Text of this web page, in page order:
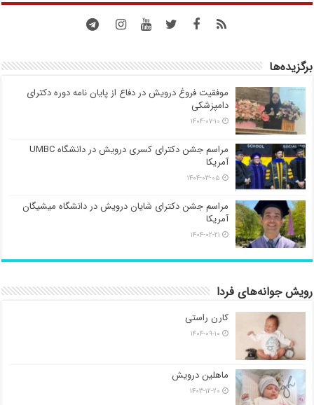
برگزیده‌ها
موفقیت فروغ درویش در دفاع از پایان نامه دوره دکترای
دامپزشکی
۱۴۰۴-۰۷-۱۰
مراسم جشن دکترای کسری درویش در دانشگاه UMBC
آمریکا
۱۴۰۴-۰۳-۰۵
مراسم جشن دکترای شایان درویش در دانشگاه میشیگان
آمریکا
۱۴۰۴-۰۲-۲۱
رویش جوانه‌های فردا
کارن راستی
۱۴۰۴-۰۹-۱۰
ماهلین درویش
۱۴۰۳-۱۲-۲۰